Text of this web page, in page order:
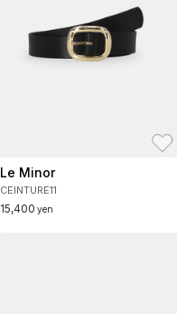
Le Minor
CEINTURE11
15,400 yen